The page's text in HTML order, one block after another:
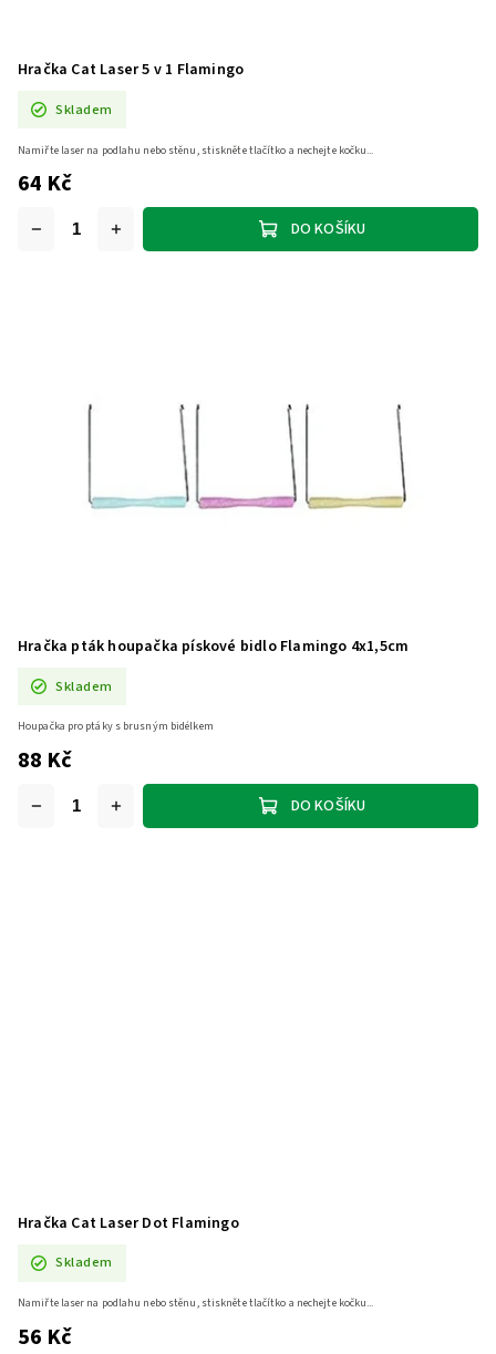
Hračka Cat Laser 5 v 1 Flamingo
Skladem
64 Kč
DO KOŠÍKU
Namiřte laser na podlahu nebo stěnu, stiskněte tlačítko a nechejte kočku...
Hračka pták houpačka pískové bidlo Flamingo 4x1,5cm
Skladem
88 Kč
DO KOŠÍKU
Houpačka pro ptáky s brusným bidélkem
Hračka Cat Laser Dot Flamingo
Skladem
56 Kč
Namiřte laser na podlahu nebo stěnu, stiskněte tlačítko a nechejte kočku...